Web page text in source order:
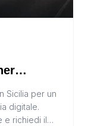
Sicilia per un
digitale.
e richiedi il